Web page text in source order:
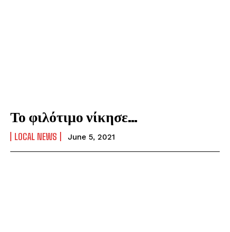
Το φιλότιμο νίκησε…
LOCAL NEWS June 5, 2021